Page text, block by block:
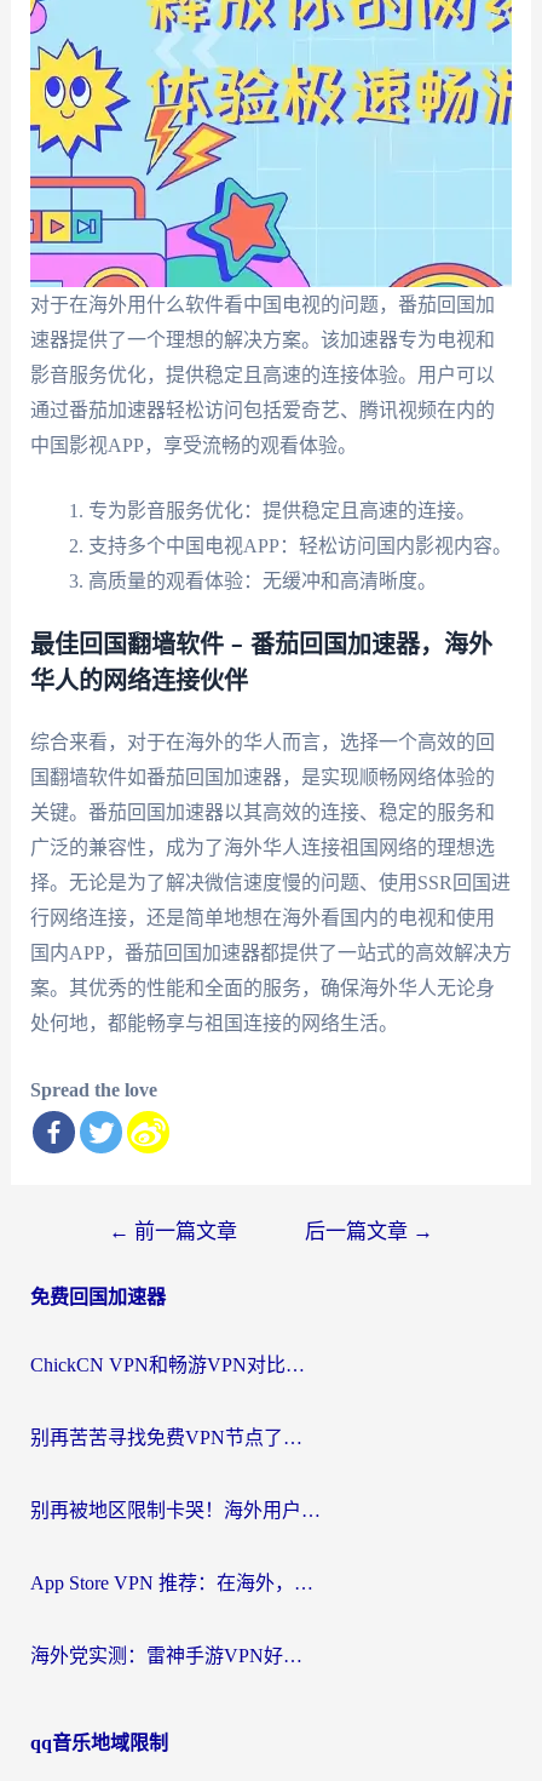
对于在海外用什么软件看中国电视的问题，番茄回国加
速器提供了一个理想的解决方案。该加速器专为电视和
影音服务优化，提供稳定且高速的连接体验。用户可以
通过番茄加速器轻松访问包括爱奇艺、腾讯视频在内的
中国影视APP，享受流畅的观看体验。
专为影音服务优化：提供稳定且高速的连接。
支持多个中国电视APP：轻松访问国内影视内容。
高质量的观看体验：无缓冲和高清晰度。
最佳回国翻墙软件 – 番茄回国加速器，海外
华人的网络连接伙伴
综合来看，对于在海外的华人而言，选择一个高效的回
国翻墙软件如番茄回国加速器，是实现顺畅网络体验的
关键。番茄回国加速器以其高效的连接、稳定的服务和
广泛的兼容性，成为了海外华人连接祖国网络的理想选
择。无论是为了解决微信速度慢的问题、使用SSR回国进
行网络连接，还是简单地想在海外看国内的电视和使用
国内APP，番茄回国加速器都提供了一站式的高效解决方
案。其优秀的性能和全面的服务，确保海外华人无论身
处何地，都能畅享与祖国连接的网络生活。
Spread the love
导
← 前一篇文章 后一篇文章 →
免费回国加速器
ChickCN VPN和畅游VPN对比哪个回国效果更好？海外党必看的回国加速器选择指南
别再苦苦寻找免费VPN节点了，这才是海外访问国内资源的正确姿势
别再被地区限制卡哭！海外用户vpn中国下载全攻略，无缝刷剧办公社交
App Store VPN 推荐：在海外，如何找回那扇回家的“任意门”？
海外党实测：雷神手游VPN好用吗？和闪电VPN对比哪个回国效果更好？附小众工具深度测评
qq音乐地域限制